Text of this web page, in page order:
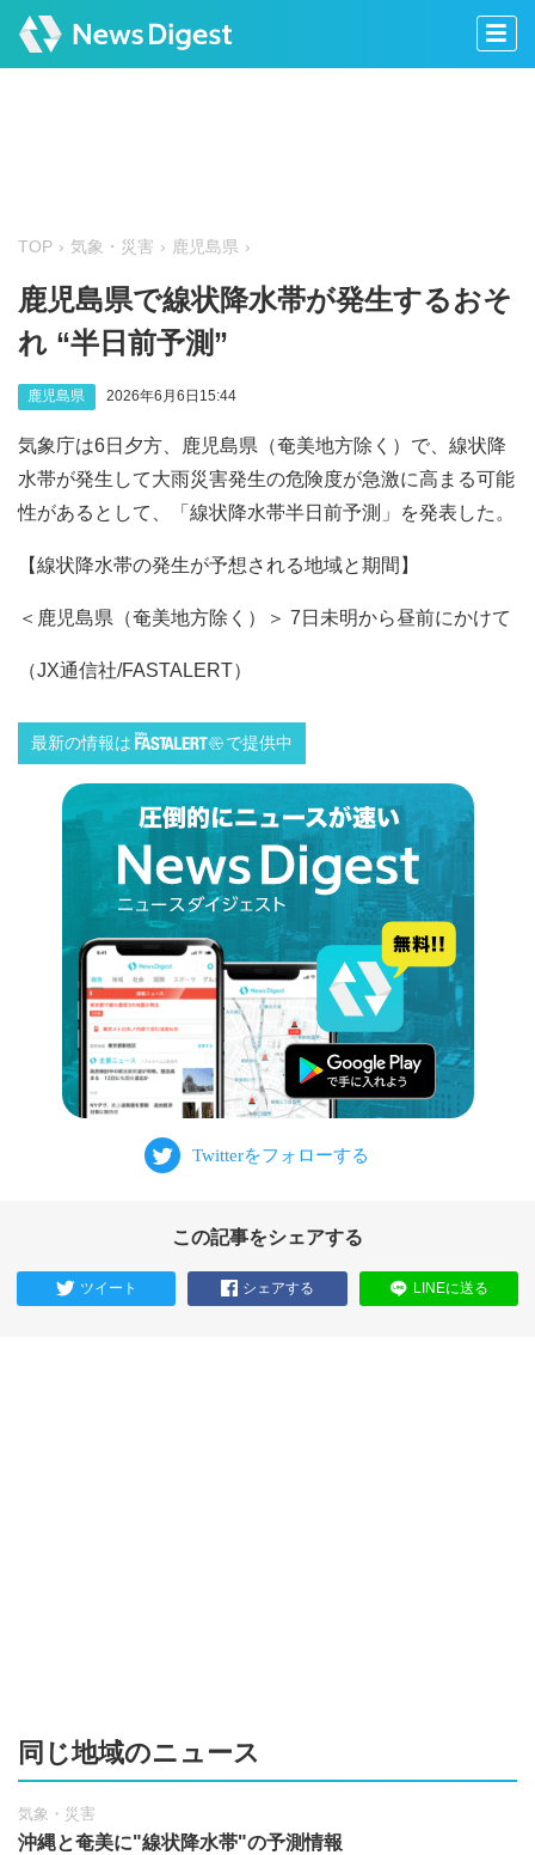
TOP 気象・災害 鹿児島県
鹿児島県で線状降水帯が発生するおそ
れ “半日前予測”
鹿児島県 2026年6月6日15:44
気象庁は6日夕方、鹿児島県（奄美地方除く）で、線状降
水帯が発生して大雨災害発生の危険度が急激に高まる可能
性があるとして、「線状降水帯半日前予測」を発表した。
【線状降水帯の発生が予想される地域と期間】
＜鹿児島県（奄美地方除く）＞ 7日未明から昼前にかけて
（JX通信社/FASTALERT）
最新の情報は で提供中
この記事をシェアする
ツイート シェアする LINEに送る
同じ地域のニュース
気象・災害
沖縄‪と奄美に"線状降水帯"の予測情報